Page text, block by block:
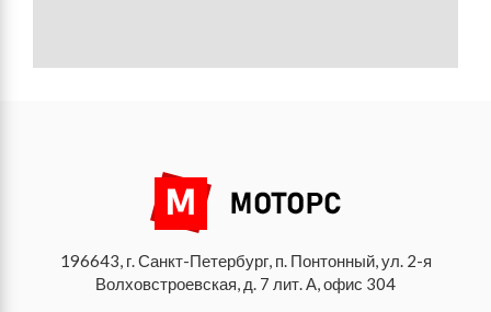
196643, г. Санкт-Петербург, п. Понтонный, ул. 2-я
Волховстроевская, д. 7 лит. А, офис 304